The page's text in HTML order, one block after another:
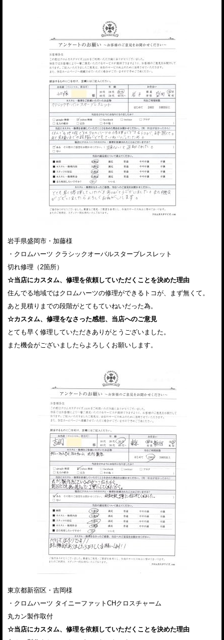
岩手県盛岡市・加藤様
・クロムハーツ クラシックオーバルスターブレスレット
切れ修理（2箇所）
☆当店にカスタム、修理を依頼していただくことを決めた理由
住んでる地域ではクロムハーツの修理ができるトコが、まず無くて。
あと見積りまでの段階がとてもていねいだった為。
☆カスタム、修理をなさった感想、当店へのご意見
とても早く修理していただきありがとうございました。
また機会がございましたらよろしくお願いします。
東京都新宿区・吉岡様
・クロムハーツ タイニーファットCHクロスチャーム
丸カン製作取付
☆当店にカスタム、修理を依頼していただくことを決めた理由